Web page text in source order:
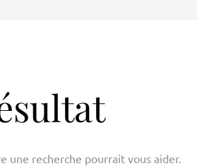
une recherche pourrait vous aider.